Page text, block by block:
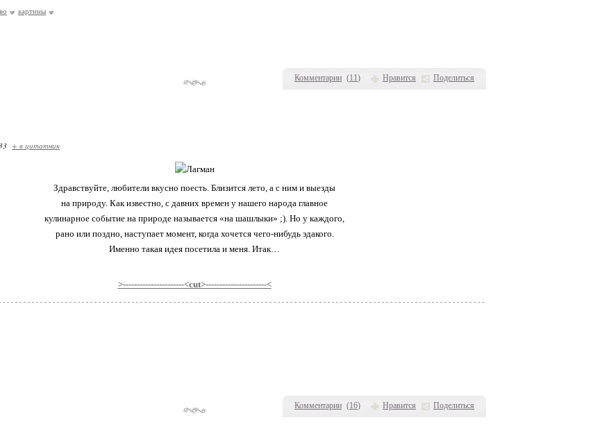
Комментарии (11) Нравится Поделиться
картины
Комментарии (16) Нравится Поделиться
+ в цитатник
Здравствуйте, любители вкусно поесть. Близится лето, а с ним и выезды
на природу. Как известно, с давних времен у нашего народа главное
кулинарное событие на природе называется «на шашлыки» ;). Но у каждого,
рано или поздно, наступает момент, когда хочется чего-нибудь эдакого.
Именно такая идея посетила и меня. Итак…
>----------------------<cut>----------------------<